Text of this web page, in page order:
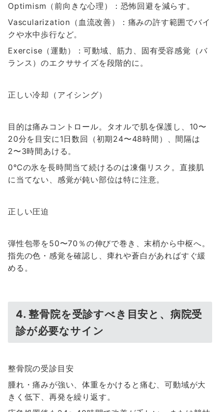
Optimism（前向きな心理）：恐怖回避を減らす。
Vascularization（血流改善）：痛みの許す範囲でバイ
クや水中歩行など。
Exercise（運動）：可動域、筋力、固有受容感覚（バ
ランス）のエクササイズを段階的に。
正しい冷却（アイシング）
目的は痛みコントロール。タオルで肌を保護し、10〜
20分を目安に1日数回（初期24〜48時間）、間隔は
2〜3時間あける。
0℃の氷を長時間当て続けるのは凍傷リスク。直接肌
に当てない、感覚が鈍い部位は特に注意。
正しい圧迫
弾性包帯を50〜70％の伸びで巻き、末梢から中枢へ。
指先の色・感覚を確認し、痺れや蒼白があればすぐ緩
める。
4. 整骨院を受診すべき目安と、病院受
診が必要なサイン
整骨院の受診目安
腫れ・痛みが強い、体重をかけると痛む、可動域が大
きく低下、再発を繰り返す。